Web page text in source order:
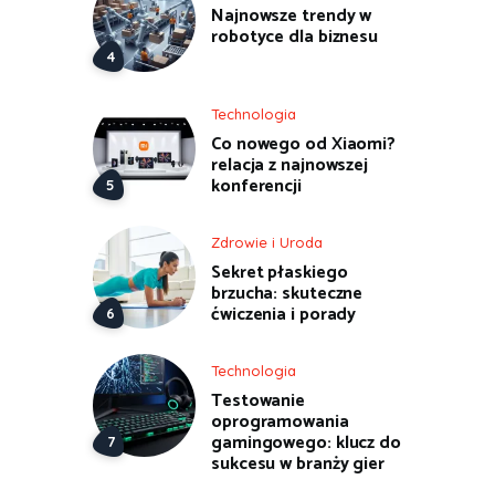
Najnowsze trendy w
robotyce dla biznesu
Technologia
Co nowego od Xiaomi?
relacja z najnowszej
konferencji
Zdrowie i Uroda
Sekret płaskiego
brzucha: skuteczne
ćwiczenia i porady
Technologia
Testowanie
oprogramowania
gamingowego: klucz do
sukcesu w branży gier